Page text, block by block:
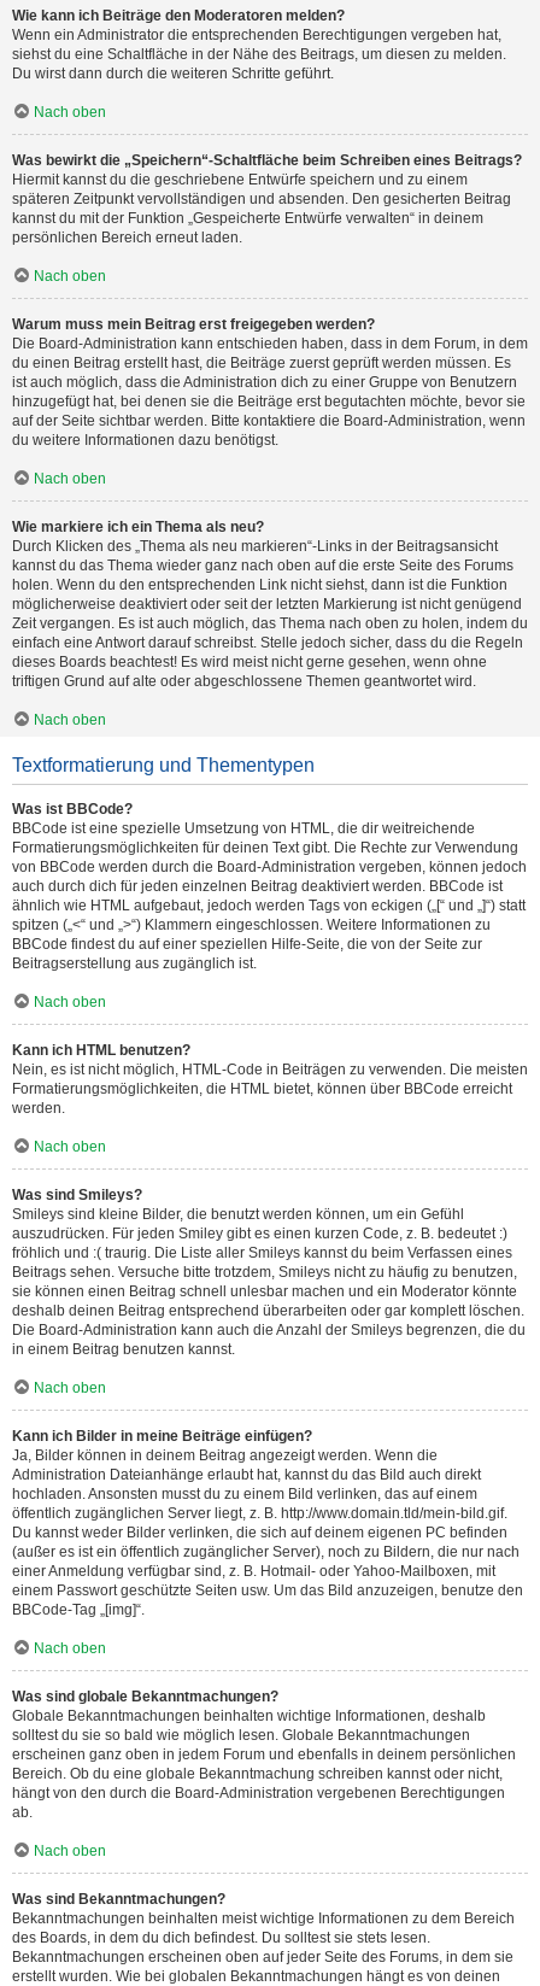
Wie kann ich Beiträge den Moderatoren melden?
Wenn ein Administrator die entsprechenden Berechtigungen vergeben hat,
siehst du eine Schaltfläche in der Nähe des Beitrags, um diesen zu melden.
Du wirst dann durch die weiteren Schritte geführt.
Nach oben
Was bewirkt die „Speichern“-Schaltfläche beim Schreiben eines Beitrags?
Hiermit kannst du die geschriebene Entwürfe speichern und zu einem
späteren Zeitpunkt vervollständigen und absenden. Den gesicherten Beitrag
kannst du mit der Funktion „Gespeicherte Entwürfe verwalten“ in deinem
persönlichen Bereich erneut laden.
Nach oben
Warum muss mein Beitrag erst freigegeben werden?
Die Board-Administration kann entschieden haben, dass in dem Forum, in dem
du einen Beitrag erstellt hast, die Beiträge zuerst geprüft werden müssen. Es
ist auch möglich, dass die Administration dich zu einer Gruppe von Benutzern
hinzugefügt hat, bei denen sie die Beiträge erst begutachten möchte, bevor sie
auf der Seite sichtbar werden. Bitte kontaktiere die Board-Administration, wenn
du weitere Informationen dazu benötigst.
Nach oben
Wie markiere ich ein Thema als neu?
Durch Klicken des „Thema als neu markieren“-Links in der Beitragsansicht
kannst du das Thema wieder ganz nach oben auf die erste Seite des Forums
holen. Wenn du den entsprechenden Link nicht siehst, dann ist die Funktion
möglicherweise deaktiviert oder seit der letzten Markierung ist nicht genügend
Zeit vergangen. Es ist auch möglich, das Thema nach oben zu holen, indem du
einfach eine Antwort darauf schreibst. Stelle jedoch sicher, dass du die Regeln
dieses Boards beachtest! Es wird meist nicht gerne gesehen, wenn ohne
triftigen Grund auf alte oder abgeschlossene Themen geantwortet wird.
Nach oben
Textformatierung und Thementypen
Was ist BBCode?
BBCode ist eine spezielle Umsetzung von HTML, die dir weitreichende
Formatierungsmöglichkeiten für deinen Text gibt. Die Rechte zur Verwendung
von BBCode werden durch die Board-Administration vergeben, können jedoch
auch durch dich für jeden einzelnen Beitrag deaktiviert werden. BBCode ist
ähnlich wie HTML aufgebaut, jedoch werden Tags von eckigen („[“ und „]“) statt
spitzen („<“ und „>“) Klammern eingeschlossen. Weitere Informationen zu
BBCode findest du auf einer speziellen Hilfe-Seite, die von der Seite zur
Beitragserstellung aus zugänglich ist.
Nach oben
Kann ich HTML benutzen?
Nein, es ist nicht möglich, HTML-Code in Beiträgen zu verwenden. Die meisten
Formatierungsmöglichkeiten, die HTML bietet, können über BBCode erreicht
werden.
Nach oben
Was sind Smileys?
Smileys sind kleine Bilder, die benutzt werden können, um ein Gefühl
auszudrücken. Für jeden Smiley gibt es einen kurzen Code, z. B. bedeutet :)
fröhlich und :( traurig. Die Liste aller Smileys kannst du beim Verfassen eines
Beitrags sehen. Versuche bitte trotzdem, Smileys nicht zu häufig zu benutzen,
sie können einen Beitrag schnell unlesbar machen und ein Moderator könnte
deshalb deinen Beitrag entsprechend überarbeiten oder gar komplett löschen.
Die Board-Administration kann auch die Anzahl der Smileys begrenzen, die du
in einem Beitrag benutzen kannst.
Nach oben
Kann ich Bilder in meine Beiträge einfügen?
Ja, Bilder können in deinem Beitrag angezeigt werden. Wenn die
Administration Dateianhänge erlaubt hat, kannst du das Bild auch direkt
hochladen. Ansonsten musst du zu einem Bild verlinken, das auf einem
öffentlich zugänglichen Server liegt, z. B. http://www.domain.tld/mein-bild.gif.
Du kannst weder Bilder verlinken, die sich auf deinem eigenen PC befinden
(außer es ist ein öffentlich zugänglicher Server), noch zu Bildern, die nur nach
einer Anmeldung verfügbar sind, z. B. Hotmail- oder Yahoo-Mailboxen, mit
einem Passwort geschützte Seiten usw. Um das Bild anzuzeigen, benutze den
BBCode-Tag „[img]“.
Nach oben
Was sind globale Bekanntmachungen?
Globale Bekanntmachungen beinhalten wichtige Informationen, deshalb
solltest du sie so bald wie möglich lesen. Globale Bekanntmachungen
erscheinen ganz oben in jedem Forum und ebenfalls in deinem persönlichen
Bereich. Ob du eine globale Bekanntmachung schreiben kannst oder nicht,
hängt von den durch die Board-Administration vergebenen Berechtigungen
ab.
Nach oben
Was sind Bekanntmachungen?
Bekanntmachungen beinhalten meist wichtige Informationen zu dem Bereich
des Boards, in dem du dich befindest. Du solltest sie stets lesen.
Bekanntmachungen erscheinen oben auf jeder Seite des Forums, in dem sie
erstellt wurden. Wie bei globalen Bekanntmachungen hängt es von deinen